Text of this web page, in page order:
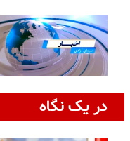
در یک نگاه